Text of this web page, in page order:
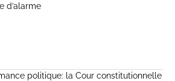
d’alarme
politique: la Cour constitutionnelle